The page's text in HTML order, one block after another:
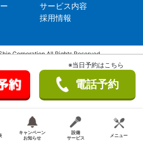
キャンペーン
お知らせ
設備
サービス
メニュー
サービス内容
採用情報
Corporation All Rights Reserved.
※当日予約はこちら
電話予約